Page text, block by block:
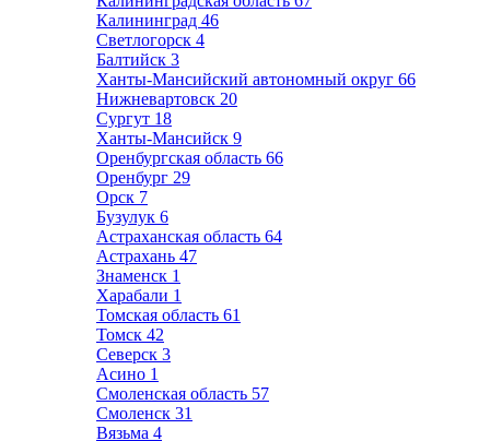
Калининград 46
Светлогорск 4
Балтийск 3
Ханты-Мансийский автономный округ 66
Нижневартовск 20
Сургут 18
Ханты-Мансийск 9
Оренбургская область 66
Оренбург 29
Орск 7
Бузулук 6
Астраханская область 64
Астрахань 47
Знаменск 1
Харабали 1
Томская область 61
Томск 42
Северск 3
Асино 1
Смоленская область 57
Смоленск 31
Вязьма 4